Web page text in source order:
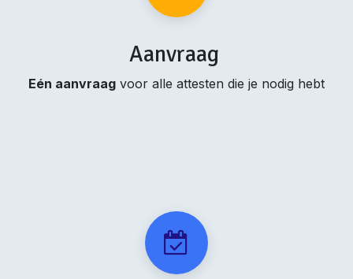
Aanvraag
Eén aanvraag voor alle attesten die je nodig hebt